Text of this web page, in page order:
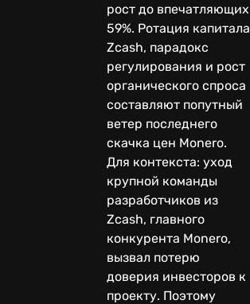
рост до впечатляющих
59%. Ротация капитала
Zcash, парадокс
регулирования и рост
органического спроса
составляют попутный
ветер последнего
скачка цен Monero.
Для контекста: уход
крупной команды
разработчиков из
Zcash, главного
конкурента Monero,
вызвал потерю
доверия инвесторов к
проекту. Поэтому